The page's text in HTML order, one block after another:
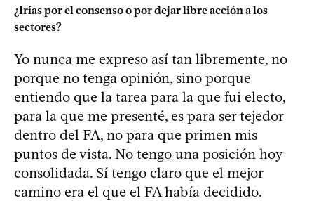
¿Irías por el consenso o por dejar libre acción a los
sectores?
Yo nunca me expreso así tan libremente, no
porque no tenga opinión, sino porque
entiendo que la tarea para la que fui electo,
para la que me presenté, es para ser tejedor
dentro del FA, no para que primen mis
puntos de vista. No tengo una posición hoy
consolidada. Sí tengo claro que el mejor
camino era el que el FA había decidido.